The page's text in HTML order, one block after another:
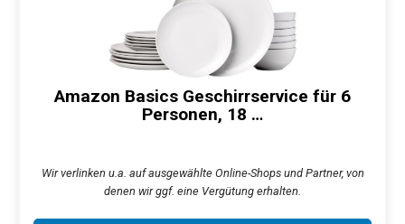
Amazon Basics Geschirrservice für 6
Personen, 18 …
Wir verlinken u.a. auf ausgewählte Online-Shops und Partner, von
denen wir ggf. eine Vergütung erhalten.